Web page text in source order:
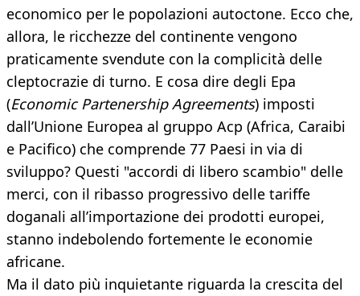
economico per le popolazioni autoctone. Ecco che,
allora, le ricchezze del continente vengono
praticamente svendute con la complicità delle
cleptocrazie di turno. E cosa dire degli Epa
(Economic Partenership Agreements) imposti
dall’Unione Europea al gruppo Acp (Africa, Caraibi
e Pacifico) che comprende 77 Paesi in via di
sviluppo? Questi "accordi di libero scambio" delle
merci, con il ribasso progressivo delle tariffe
doganali all’importazione dei prodotti europei,
stanno indebolendo fortemente le economie
africane.
Ma il dato più inquietante riguarda la crescita del